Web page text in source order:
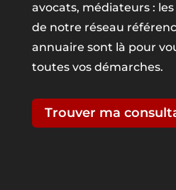
avocats, médiateurs :
de notre réseau
annuaire sont là pour
toutes vos démarches.
Trouver ma